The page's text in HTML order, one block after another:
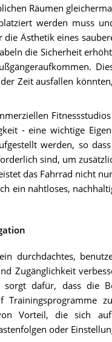
Räumen
werden muss
Ästhetik eines
die Sicherheit
Zeit ausfallen
- eine wichtige
werden, so
sind, um
das Fahrrad nicht
ein nahtloses,
durchdachtes,
Zugänglichkeit
sorgt dafür, dass die
Trainingsprogramme
Vorteil, die sich
oder